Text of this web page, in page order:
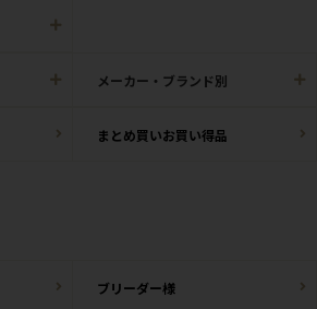
メーカー・ブランド別
まとめ買いお買い得品
ブリーダー様